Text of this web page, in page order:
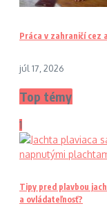
Práca v zahraničí cez
júl 17, 2026
Top témy
1
Tipy pred plavbou
a ovládateľnosť?